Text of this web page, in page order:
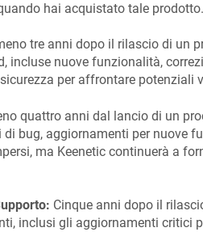
hai acquistato tale prodotto.
tre anni dopo il rilascio di un
incluse nuove funzionalità,
per affrontare potenziali
quattro anni dal lancio di un
bug, aggiornamenti per nuove
ma Keenetic continuerà a
Cinque anni dopo il
inclusi gli aggiornamenti critici